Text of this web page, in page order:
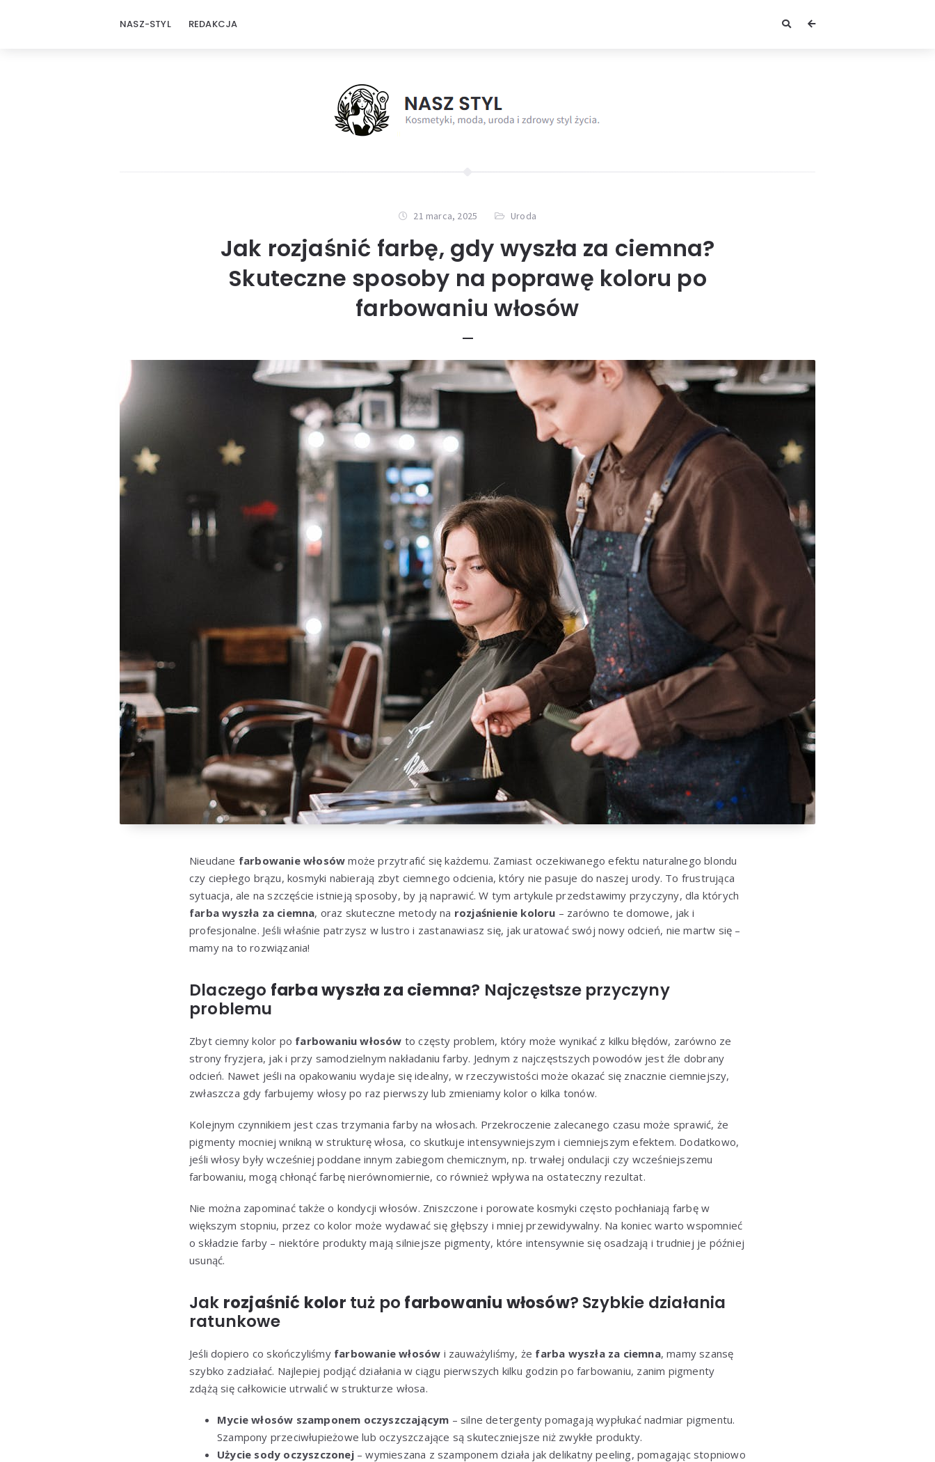
NASZ-STYL REDAKCJA
21 marca, 2025 Uroda
Jak rozjaśnić farbę, gdy wyszła za ciemna?
Skuteczne sposoby na poprawę koloru po
farbowaniu włosów
Nieudane farbowanie włosów może przytrafić się każdemu. Zamiast oczekiwanego efektu naturalnego blondu
czy ciepłego brązu, kosmyki nabierają zbyt ciemnego odcienia, który nie pasuje do naszej urody. To frustrująca
sytuacja, ale na szczęście istnieją sposoby, by ją naprawić. W tym artykule przedstawimy przyczyny, dla których
farba wyszła za ciemna, oraz skuteczne metody na rozjaśnienie koloru – zarówno te domowe, jak i
profesjonalne. Jeśli właśnie patrzysz w lustro i zastanawiasz się, jak uratować swój nowy odcień, nie martw się –
mamy na to rozwiązania!
Dlaczego farba wyszła za ciemna? Najczęstsze przyczyny
problemu
Zbyt ciemny kolor po farbowaniu włosów to częsty problem, który może wynikać z kilku błędów, zarówno ze
strony fryzjera, jak i przy samodzielnym nakładaniu farby. Jednym z najczęstszych powodów jest źle dobrany
odcień. Nawet jeśli na opakowaniu wydaje się idealny, w rzeczywistości może okazać się znacznie ciemniejszy,
zwłaszcza gdy farbujemy włosy po raz pierwszy lub zmieniamy kolor o kilka tonów.
Kolejnym czynnikiem jest czas trzymania farby na włosach. Przekroczenie zalecanego czasu może sprawić, że
pigmenty mocniej wnikną w strukturę włosa, co skutkuje intensywniejszym i ciemniejszym efektem. Dodatkowo,
jeśli włosy były wcześniej poddane innym zabiegom chemicznym, np. trwałej ondulacji czy wcześniejszemu
farbowaniu, mogą chłonąć farbę nierównomiernie, co również wpływa na ostateczny rezultat.
Nie można zapominać także o kondycji włosów. Zniszczone i porowate kosmyki często pochłaniają farbę w
większym stopniu, przez co kolor może wydawać się głębszy i mniej przewidywalny. Na koniec warto wspomnieć
o składzie farby – niektóre produkty mają silniejsze pigmenty, które intensywnie się osadzają i trudniej je później
usunąć.
Jak rozjaśnić kolor tuż po farbowaniu włosów? Szybkie działania
ratunkowe
Jeśli dopiero co skończyliśmy farbowanie włosów i zauważyliśmy, że farba wyszła za ciemna, mamy szansę
szybko zadziałać. Najlepiej podjąć działania w ciągu pierwszych kilku godzin po farbowaniu, zanim pigmenty
zdążą się całkowicie utrwalić w strukturze włosa.
Mycie włosów szamponem oczyszczającym – silne detergenty pomagają wypłukać nadmiar pigmentu.
Szampony przeciwłupieżowe lub oczyszczające są skuteczniejsze niż zwykłe produkty.
Użycie sody oczyszczonej– wymieszana z szamponem działa jak delikatny peeling, pomagając stopniowo